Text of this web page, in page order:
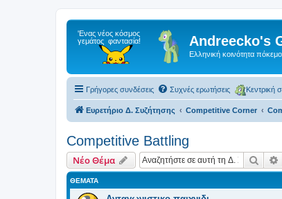
Andreecko's
Ελληνική κοινότητα
Γρήγορες συνδέσεις Συχνές ερωτήσεις Κεντρική
Ευρετήριο Δ. Συζήτησης Competitive Corner
Competitive Battling
Νέο Θέμα
ΘΈΜΑΤΑ